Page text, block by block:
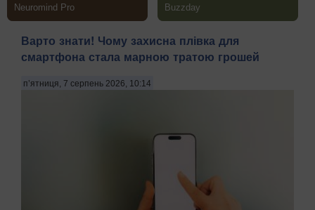
Варто знати! Чому захисна плівка для
смартфона стала марною тратою грошей
п’ятниця, 7 серпень 2026, 10:14